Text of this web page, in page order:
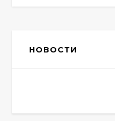
НОВОСТИ